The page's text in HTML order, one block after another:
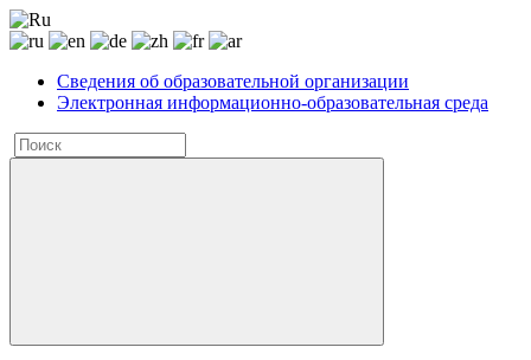
Сведения об образовательной организации
Электронная информационно-образовательная среда